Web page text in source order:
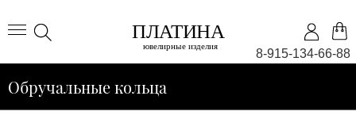
8-915-134-66-88
Обручальные кольца